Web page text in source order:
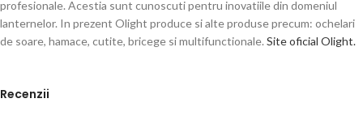
profesionale. Acestia sunt cunoscuti pentru inovatiile din domeniul
lanternelor. In prezent Olight produce si alte produse precum: ochelari
de soare, hamace, cutite, bricege si multifunctionale. Site oficial Olight.
Recenzii